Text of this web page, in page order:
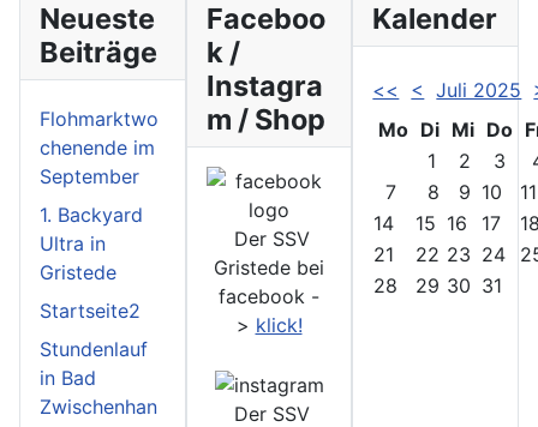
Neueste
Beiträge
Flohmarktwo
chenende im
September
1. Backyard
Ultra in
Gristede
Startseite2
Stundenlauf
in Bad
Zwischenhan
Faceboo
k /
Instagra
m / Shop
Der SSV
Gristede bei
facebook -
> klick!
Der SSV
Kalender
<< < Juli 2025
Mo Di Mi Do
1
2 3
7
8 9 10
11
14
15 16 17
21
22 23 24
28
29 30 31